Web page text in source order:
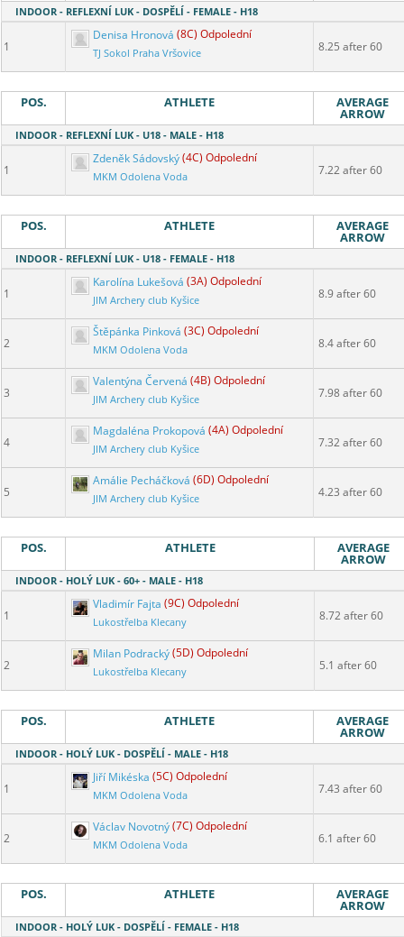
INDOOR - REFLEXNÍ LUK - DOSPĚLÍ - FEMALE - H18
1
Denisa Hronová (8C) Odpolední
TJ Sokol Praha Vršovice 8.25 after 60
POS. ATHLETE AVERAGE
ARROW
INDOOR - REFLEXNÍ LUK - U18 - MALE - H18
1
Zdeněk Sádovský(4C) Odpolední
MKM Odolena Voda 7.22 after 60
POS. ATHLETE AVERAGE
ARROW
INDOOR - REFLEXNÍ LUK - U18 - FEMALE - H18
1
Karolína Lukešová (3A) Odpolední
JIM Archery club Kyšice 8.9 after 60
2
Štěpánka Pinková (3C) Odpolední
MKM Odolena Voda 8.4 after 60
3
Valentýna Červená (4B) Odpolední
JIM Archery club Kyšice 7.98 after 60
4
Magdaléna Prokopová (4A) Odpolední
JIM Archery club Kyšice 7.32 after 60
5
Amálie Pecháčková (6D) Odpolední
JIM Archery club Kyšice 4.23 after 60
POS. ATHLETE AVERAGE
ARROW
INDOOR - HOLÝ LUK - 60+ - MALE - H18
1
Vladimír Fajta (9C) Odpolední
Lukostřelba Klecany 8.72 after 60
2
Milan Podracký(5D) Odpolední
Lukostřelba Klecany 5.1 after 60
POS. ATHLETE AVERAGE
ARROW
INDOOR - HOLÝ LUK - DOSPĚLÍ - MALE - H18
1
Jiří Mikéska (5C) Odpolední
MKM Odolena Voda 7.43 after 60
2
Václav Novotný(7C) Odpolední
MKM Odolena Voda 6.1 after 60
POS. ATHLETE AVERAGE
ARROW
INDOOR - HOLÝ LUK - DOSPĚLÍ - FEMALE - H18